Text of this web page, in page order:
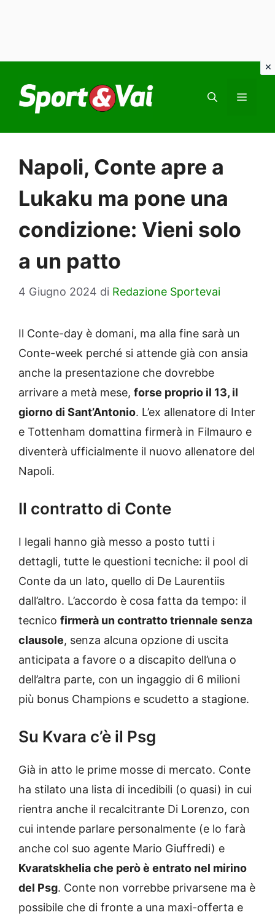
contenuto
Napoli, Conte apre a
Lukaku ma pone una
condizione: Vieni solo
a un patto
4 Giugno 2024 di Redazione Sportevai
Il Conte-day è domani, ma alla fine sarà un
Conte-week perché si attende già con ansia
anche la presentazione che dovrebbe
arrivare a metà mese, forse proprio il 13, il
giorno di Sant’Antonio. L’ex allenatore di Inter
e Tottenham domattina firmerà in Filmauro e
diventerà ufficialmente il nuovo allenatore del
Napoli.
Il contratto di Conte
I legali hanno già messo a posto tutti i
dettagli, tutte le questioni tecniche: il pool di
Conte da un lato, quello di De Laurentiis
dall’altro. L’accordo è cosa fatta da tempo: il
tecnico firmerà un contratto triennale senza
clausole, senza alcuna opzione di uscita
anticipata a favore o a discapito dell’una o
dell’altra parte, con un ingaggio di 6 milioni
più bonus Champions e scudetto a stagione.
Su Kvara c’è il Psg
Già in atto le prime mosse di mercato. Conte
ha stilato una lista di incedibili (o quasi) in cui
rientra anche il recalcitrante Di Lorenzo, con
cui intende parlare personalmente (e lo farà
anche col suo agente Mario Giuffredi) e
Kvaratskhelia che però è entrato nel mirino
del Psg. Conte non vorrebbe privarsene ma è
possibile che di fronte a una maxi-offerta e